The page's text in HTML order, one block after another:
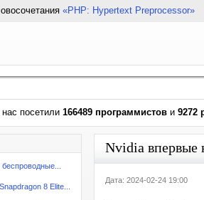
«PHP: Hypertext Preprocessor»
посетили 166489 программистов и 9272
8 Elite...
Nvidia впервые
Дата: 2024-02-24 19:00